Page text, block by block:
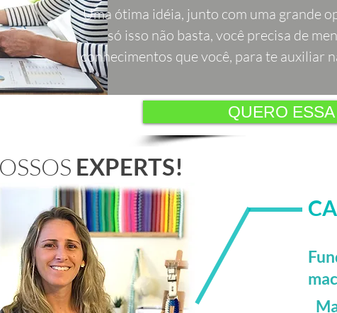
Uma ótima idéia, junto com uma grande
só isso não basta, você precisa de
conhecimentos que você, para te auxiliar
QUERO
EXPERTS!